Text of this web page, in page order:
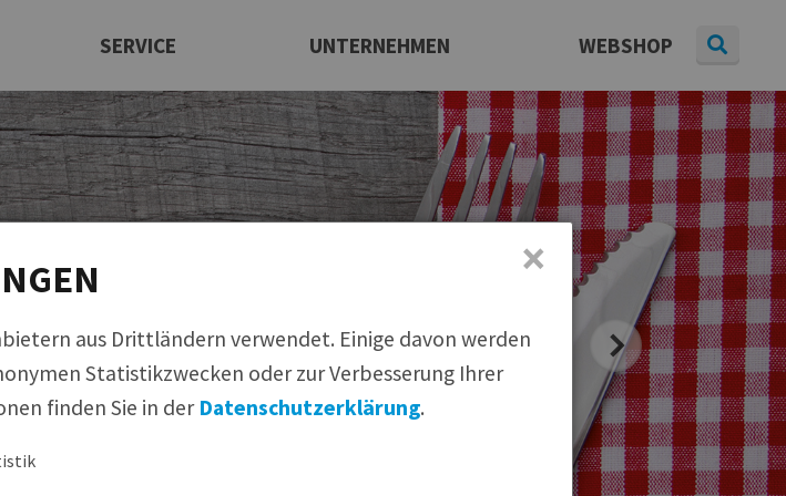
SERVICE UNTERNEHMEN WEBSHOP
Newsletter
Ansprechpartner
Infomaterial
Messen
Bildmaterial
Bezugsquellen
Daten & Fakten
Presse
Karriere
Bildmaterial | Rezeptfinder | Infomaterial | Pressearchiv | Newsletter
aus Drittländern verwendet. Einige davon werden
Statistikzwecken oder zur Verbesserung Ihrer
finden Sie in der Datenschutzerklärung.
×